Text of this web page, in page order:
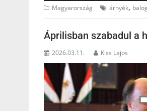
Magyarország árnyék,
Áprilisban szabadul a
2026.03.11. Kiss Lajos